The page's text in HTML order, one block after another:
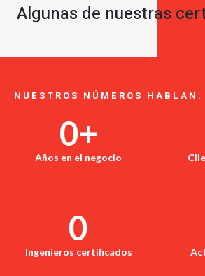
Algunas de nuestras
NUESTROS NÚMEROS HABLAN.
Años en el negocio
0+
Ingenieros certificados
0